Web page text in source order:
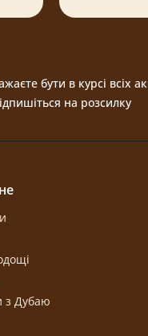
бути в курсі всіх
на розсилку
з Дубаю